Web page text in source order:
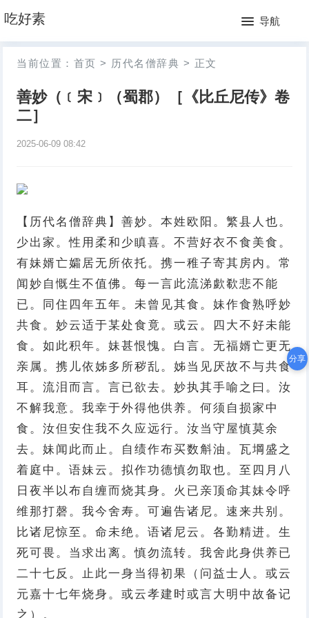
吃好素 导航
网
站
月
当前位置： 首页 > 历代名僧辞典 > 正文
善妙（﹝宋﹞（蜀郡）［《比丘尼传》卷
二］
2025-06-09 08:42
【历代名僧辞典】善妙。本姓欧阳。繁县人也。
少出家。性用柔和少瞋喜。不营好衣不食美食。
有妹婿亡孀居无所依托。携一稚子寄其房内。常
闻妙自慨生不值佛。每一言此流涕歔欷悲不能
已。同住四年五年。未曾见其食。妹作食熟呼妙
共食。妙云适于某处食竟。或云。四大不好未能
食。如此积年。妹甚恨愧。白言。无福婿亡更无
亲属。携儿依姊多所秽乱。姊当见厌故不与共食
耳。流泪而言。言已欲去。妙执其手喻之曰。汝
不解我意。我幸于外得他供养。何须自损家中
食。汝但安住我不久应远行。汝当守屋慎莫余
去。妹闻此而止。自绩作布买数斛油。瓦堈盛之
着庭中。语妹云。拟作功德慎勿取也。至四月八
日夜半以布自缠而烧其身。火已亲顶命其妹令呼
维那打磬。我今舍寿。可遍告诸尼。速来共别。
比诸尼惊至。命未绝。语诸尼云。各勤精进。生
死可畏。当求出离。慎勿流转。我舍此身供养已
二十七反。止此一身当得初果（问益士人。或云
元嘉十七年烧身。或云孝建时或言大明中故备记
之）。
分享